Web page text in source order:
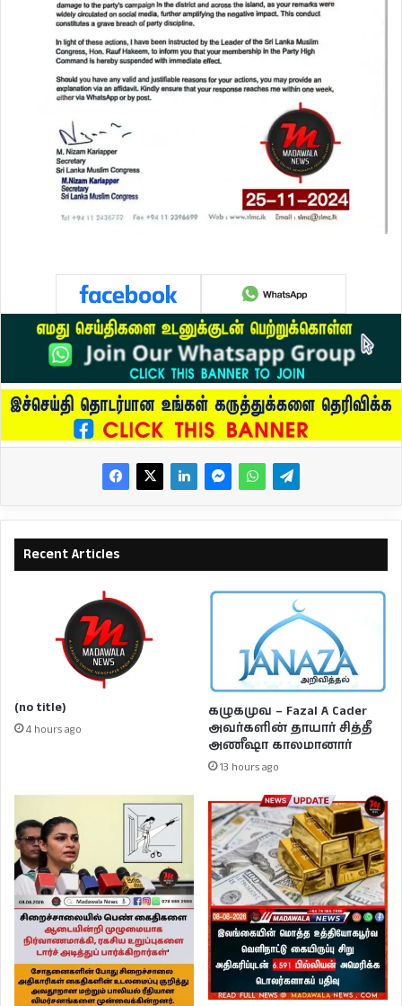
Recent Articles
(no title)
4 hours ago
கழுகமுவ – Fazal A Cader
அவர்களின் தாயார் சித்தீ
அணீஷா காலமானார்
13 hours ago